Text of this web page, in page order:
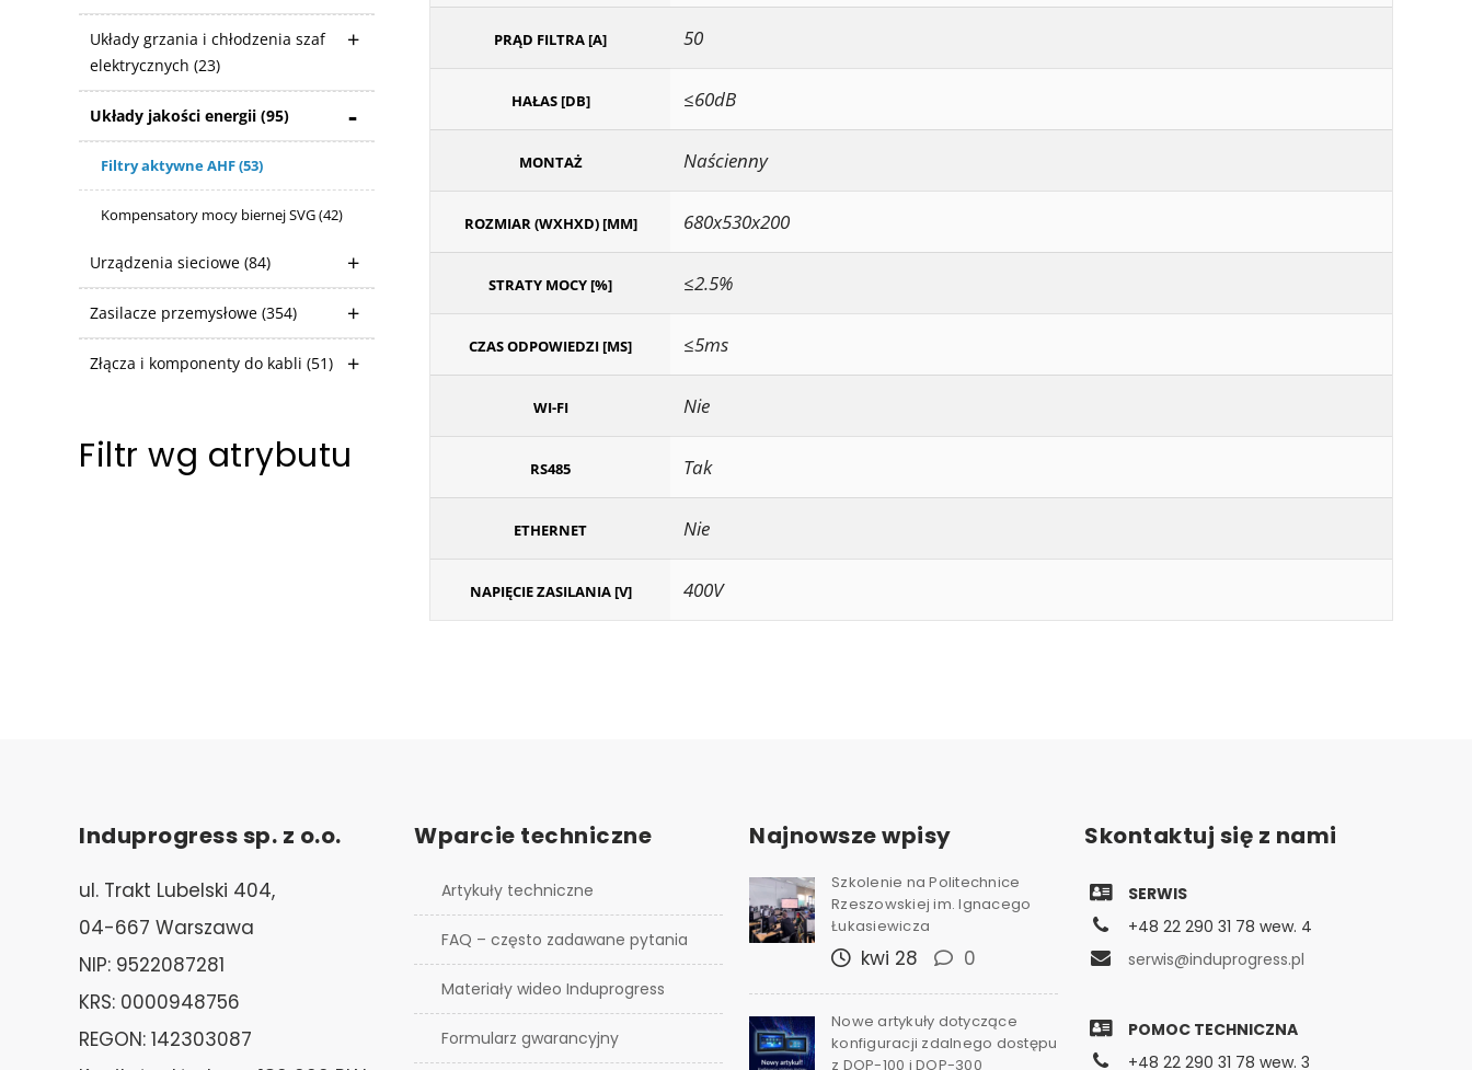
Układy grzania i chłodzenia szaf
elektrycznych (23)
Układy jakości energii (95)
Filtry aktywne AHF(53)
Kompensatory mocy biernej SVG(42)
Urządzenia sieciowe (84)
Zasilacze przemysłowe (354)
Złącza i komponenty do kabli (51)
Filtr wg atrybutu
PRĄD FILTRA [A] 50
HAŁAS [DB] ≤60dB
MONTAŻ Naścienny
ROZMIAR (WXHXD) [MM] 680x530x200
STRATY MOCY [%] ≤2.5%
CZAS ODPOWIEDZI [MS] ≤5ms
WI-FI Nie
RS485 Tak
ETHERNET Nie
NAPIĘCIE ZASILANIA [V] 400V
Induprogress sp. z o.o.
ul. Trakt Lubelski 404,
04-667 Warszawa
NIP: 9522087281
KRS: 0000948756
REGON: 142303087
Wparcie techniczne
Artykuły techniczne
FAQ – często zadawane pytania
Materiały wideo Induprogress
Formularz gwarancyjny
Najnowsze wpisy
Szkolenie na Politechnice
Rzeszowskiej im. Ignacego
Łukasiewicza
kwi 28 0
Nowe artykuły dotyczące
konfiguracji zdalnego dostępu
z DOP-100 i DOP-300
Skontaktuj się z nami
SERWIS
+48 22 290 31 78 wew. 4
serwis@induprogress.pl
POMOC TECHNICZNA
+48 22 290 31 78 wew. 3